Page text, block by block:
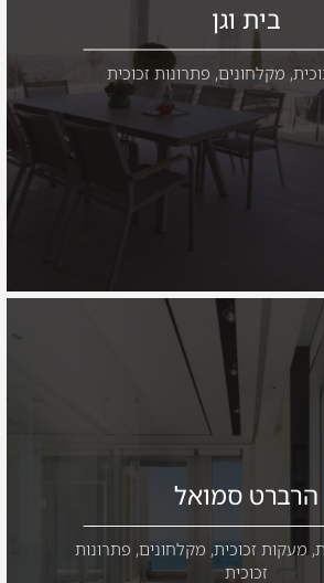
בית וגן
, מקלחונים, פתרונות זכוכית
הרברט סמואל
, מעקות זכוכית, מקלחונים, פתרונות
זכוכית